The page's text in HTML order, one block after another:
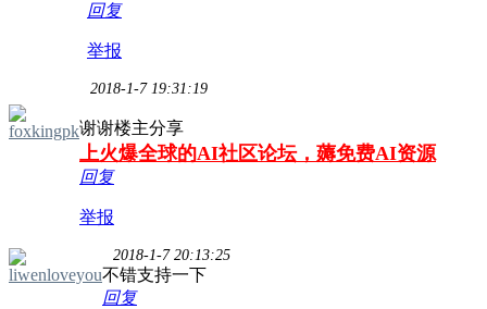
回复
举报
foxkingpk
2018-1-7 19:31:19
谢谢楼主分享
上火爆全球的AI社区论坛，薅免费AI资源
回复
举报
liwenloveyou
2018-1-7 20:13:25
不错支持一下
回复